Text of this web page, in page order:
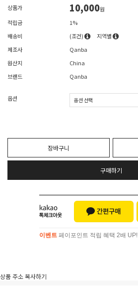
상품가 10,000원
적립금
1%
배송비
(조건)
지역별
제조사
Qanba
원산지
China
브랜드
Qanba
옵션
장바구니
구매하기
이벤트 페이포인트 적립 혜택 2배 UP!
상품 주소 복사하기